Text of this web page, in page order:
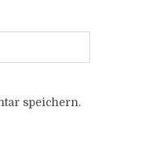
speichern.